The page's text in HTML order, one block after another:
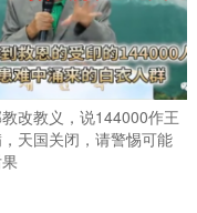
改教义，说144000作王
天国关闭，请警惕可能